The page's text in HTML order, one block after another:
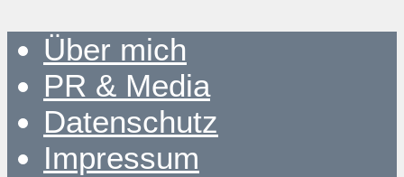
Über mich
PR & Media
Datenschutz
Impressum